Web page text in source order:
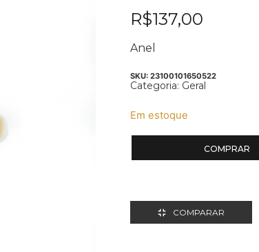
R$137,00
Anel
SKU: 23100101650522
Categoria: Geral
Em estoque
COMPRAR
COMPARAR